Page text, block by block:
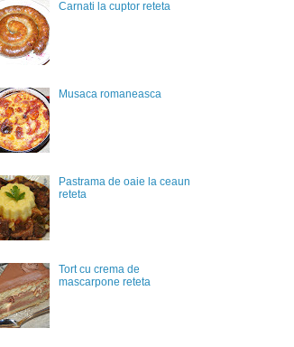
Carnati la cuptor reteta
Musaca romaneasca
Pastrama de oaie la ceaun
reteta
Tort cu crema de
mascarpone reteta